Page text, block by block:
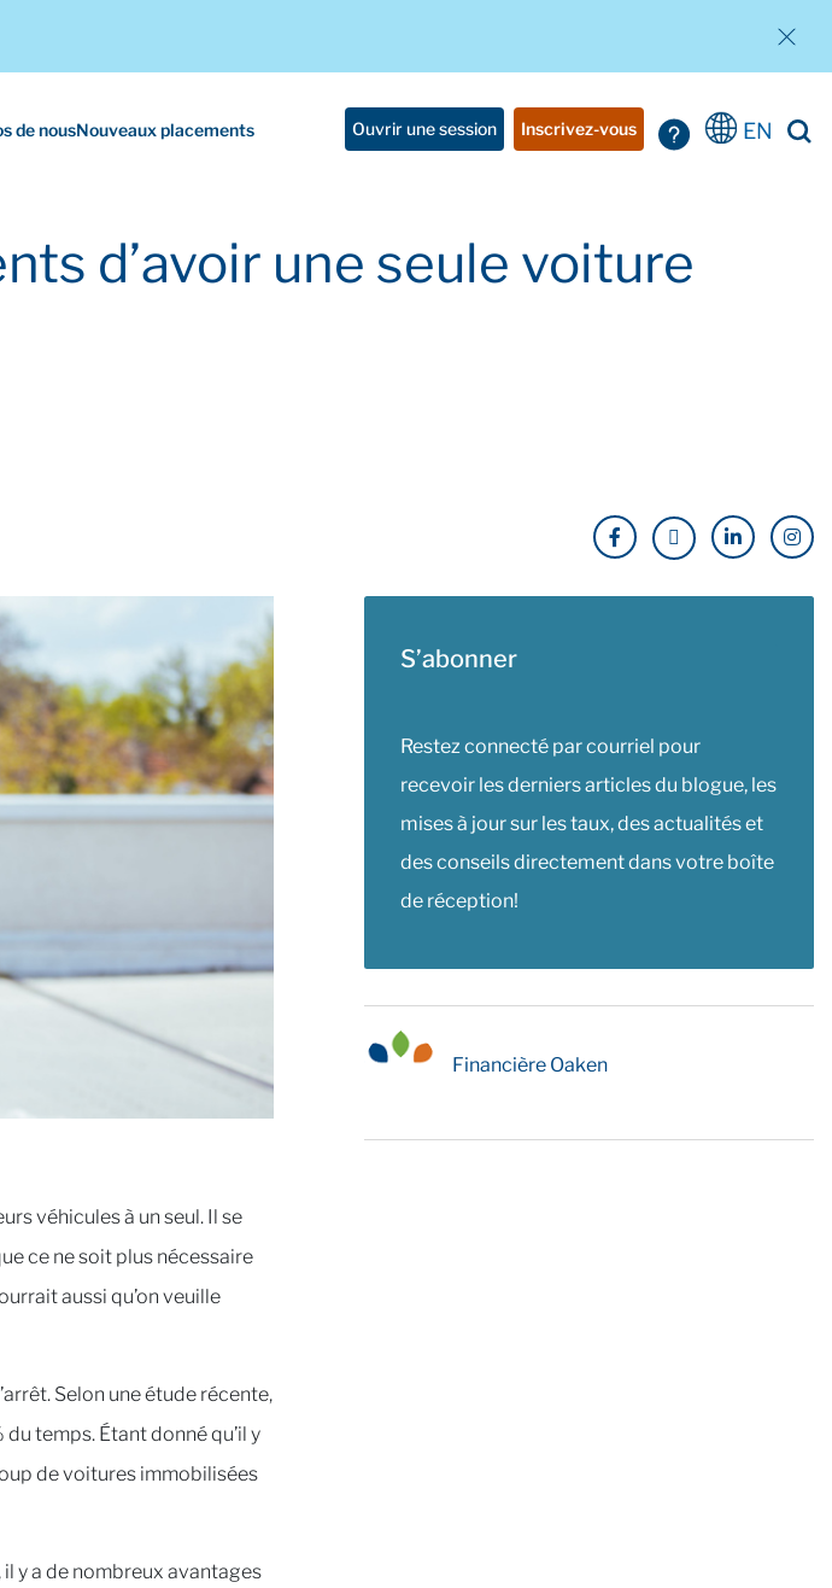
de nousNouveaux placements Ouvrir une session Inscrivez-vous EN
d’avoir une seule voiture
véhicules à un seul. Il se
ce ne soit plus nécessaire
aussi qu’on veuille
Selon une étude récente,
temps. Étant donné qu’il y
de voitures immobilisées
y a de nombreux avantages
S’abonner
Restez connecté par courriel pour
recevoir les derniers articles du blogue, les
mises à jour sur les taux, des actualités et
des conseils directement dans votre boîte
de réception!
Financière Oaken